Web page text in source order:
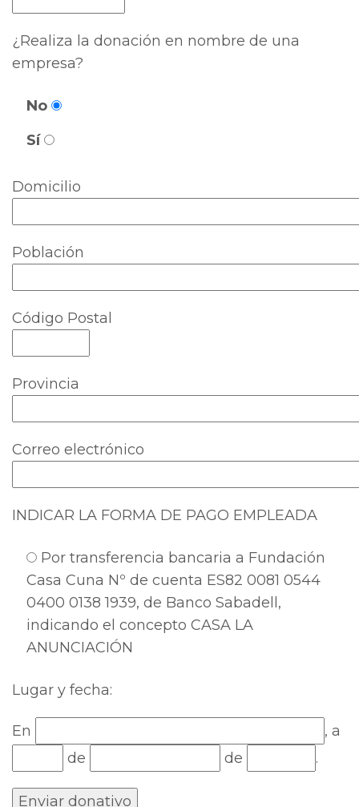
¿Realiza la donación en nombre de una
empresa?
No
Sí
Domicilio
Población
Código Postal
Provincia
Correo electrónico
INDICAR LA FORMA DE PAGO EMPLEADA
Por transferencia bancaria a Fundación
Casa Cuna Nº de cuenta ES82 0081 0544
0400 0138 1939, de Banco Sabadell,
indicando el concepto CASA LA
ANUNCIACIÓN
Lugar y fecha:
En
, a
de
de .